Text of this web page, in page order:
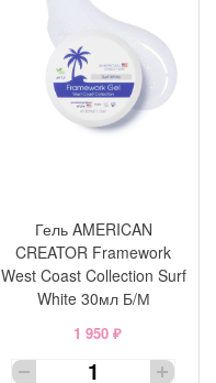
Гель AMERICAN
CREATOR Framework
West Coast Collection Surf
White 30мл Б/М
1 950 ₽